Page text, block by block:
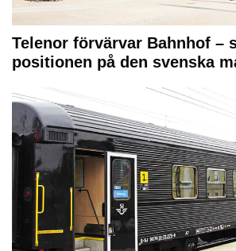
Telenor förvärvar Bahnhof –
positionen på den svenska